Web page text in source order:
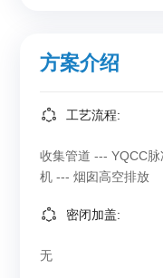
方案介绍
工艺流程:
收集管道 --- YQCC
机 --- 烟囱高空排放
密闭加盖:
无